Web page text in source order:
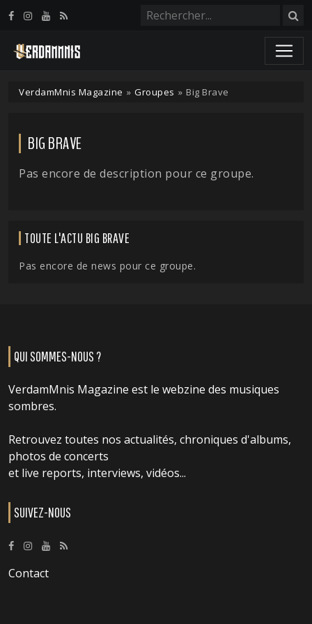
VerdamMnis Magazine » Groupes » Big Brave
BIG BRAVE
Pas encore de description pour ce groupe.
TOUTE L'ACTU BIG BRAVE
Pas encore de news pour ce groupe.
QUI SOMMES-NOUS ?
VerdamMnis Magazine est le webzine des musiques
sombres.
Retrouvez toutes nos actualités, chroniques d'albums,
photos de concerts
et live reports, interviews, vidéos...
SUIVEZ-NOUS
Contact
Panneau de gestion des cookies